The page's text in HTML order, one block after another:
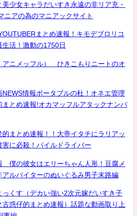
少女キャラだいすき永遠の非リア充・
ニアの為のマニアックサイト
まとめ速報！キモデブロリコ
活！激動の1750日
アニメッフル） ひきこもりニートのオ
情報ポータブルの杜！オネエ管理
まとめ速報!オカマッフルアタックナンバ
まとめ速報！！大帝イタチにラリアッ
害に必殺！パイルドライバー
僕の彼女はエリーちゃん人形！豆腐メ
アルバイターのぬいぐるみ男子末路編
っくす（デカい強い2次元嫁だいすき子
惑仔的まとめ速報）話題な動画取り上